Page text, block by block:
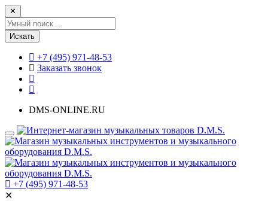
✕
Искать
+7 (495) 971-48-53
Заказать звонок
DMS-ONLINE.RU
+7 (495) 971-48-53
✕